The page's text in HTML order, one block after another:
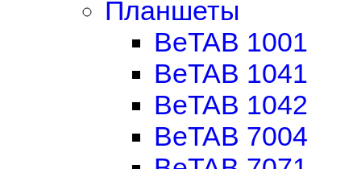
Планшеты
BeTAB 1001
BeTAB 1041
BeTAB 1042
BeTAB 7004